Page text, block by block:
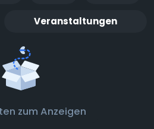
Veranstaltungen
zum Anzeigen